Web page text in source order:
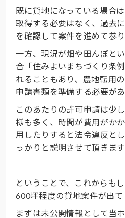
既に貸地になっている場合
取得する必要はなく、過去
を確認して案件を進めて参り
一方、現況が畑や田んぼと
合「住みよいまちづくり条
れることもあり、農地転用
申請書類を準備する必要があ
このあたりの許可申請は少
様も多く、時間が費用がか
用したりすると法令違反と
っかりと説明させて頂きます
ということで、これからも
600坪程度の貸地案件が出て
まずは未公開情報として当